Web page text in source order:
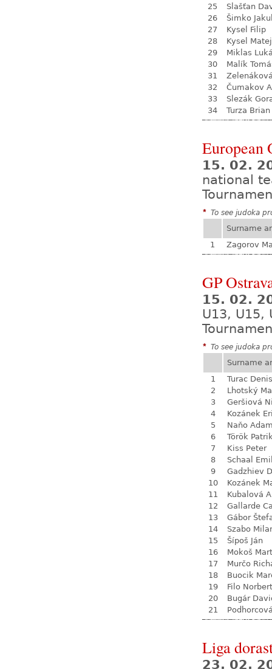
25
Slašťan
26
Šimko
27
Kysel Filip
28
Kysel Matej
29
Miklas
30
Malík
31
32
Čumakov
33
Slezák
34
Turza Brian
European
15. 02.
national
* To see judoka
Surname
1
Zagorov
GP
15. 02.
U13, U15,
* To see judoka
Surname
1
Turac Denis
2
Lhotský
3
Geršiová
4
Kozánek
5
Naňo
6
Török
7
Kiss Peter
8
Schaal
9
Gadzhiev
10
Kozánek
11
Kubalová
12
Gallarde
13
Gábor
14
Szabo
15
Šípoš Ján
16
Mokoš
17
Murčo
18
Buocik
19
Filo Norbert
20
Bugár
21
Liga
23. 02.